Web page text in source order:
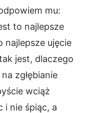
mu:
to najlepsze
najlepsze ujęcie
jest, dlaczego
zgłębianie
wciąż
i nie śpiąc, a